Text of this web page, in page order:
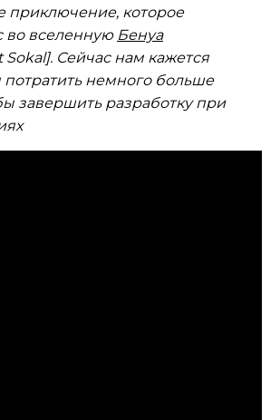
приключение, которое
во вселенную Бенуа
Sokal]. Сейчас нам кажется
немного больше
завершить разработку при